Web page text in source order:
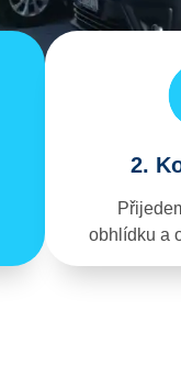
2.
obhlídku a